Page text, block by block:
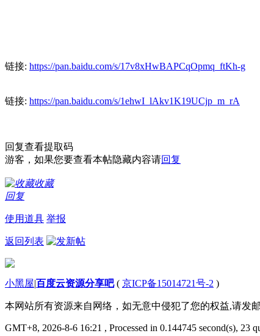
链接: https://pan.baidu.com/s/17v8xHwBAPCqOpmq_ftKh-g
链接: https://pan.baidu.com/s/1ehwI_lAkv1K19UCjp_m_rA
回复查看提取码
游客，如果您要查看本帖隐藏内容请回复
收藏
回复
使用道具 举报
返回列表
小黑屋|百度云资源分享吧( 京ICP备15014721号-2 )
本网站所有资源来自网络，如无意中侵犯了您的权益,请发
GMT+8, 2026-8-6 16:21 , Processed in 0.144745 second(s), 23